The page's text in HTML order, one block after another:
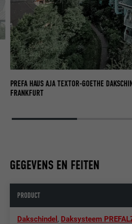
PREFA HAUS AJA TEXTOR-GOETHE
FRANKFURT
GEGEVENS EN FEITEN
PRODUCT
Dakschindel , Daksysteem